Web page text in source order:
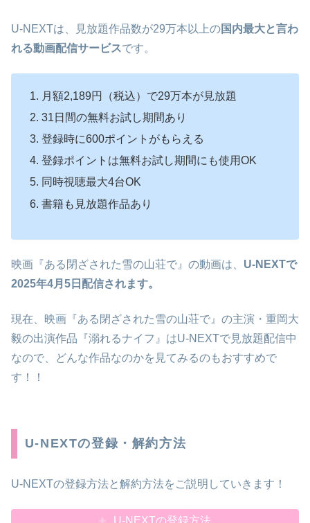
U-NEXTは、見放題作品数が29万本以上の国内最大と言わ
れる動画配信サービスです。
月額2,189円（税込）で29万本が見放題
31日間の無料お試し期間あり
登録時に600ポイントがもらえる
登録ポイントは無料お試し期間にも使用OK
同時視聴最大4台OK
書籍も見放題作品あり
映画『ある閉ざされた雪の山荘で』の動画は、 U-NEXTで
2025年4月5日配信されます。
現在、映画『ある閉ざされた雪の山荘で』の主演・重岡大
毅の出演作品『溺れるナイフ』はU-NEXTで見放題配信中
なので、どんな作品なのかを見てみるのもおすすめで
す！！
U-NEXTの登録・解約方法
U-NEXTの登録方法と解約方法をご説明していきます！